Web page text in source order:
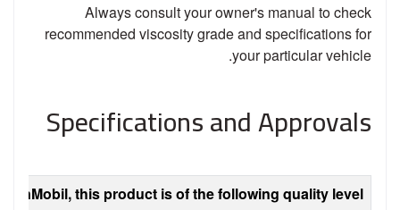
Always consult your owner's manual to check
recommended viscosity grade and specifications for
your particular vehicle.
Specifications and Approvals
this product is of the following quality level: